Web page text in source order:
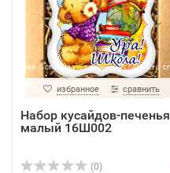
избранное сравнить
Набор кусайдов-печенья
малый 16Ш002
(0)